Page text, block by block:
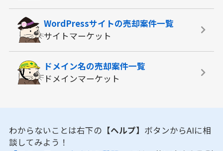
WordPressサイトの売却案件一覧
サイトマーケット
ドメイン名の売却案件一覧
ドメインマーケット
わからないことは右下の 【ヘルプ】 ボタンからAIに相
談してみよう！